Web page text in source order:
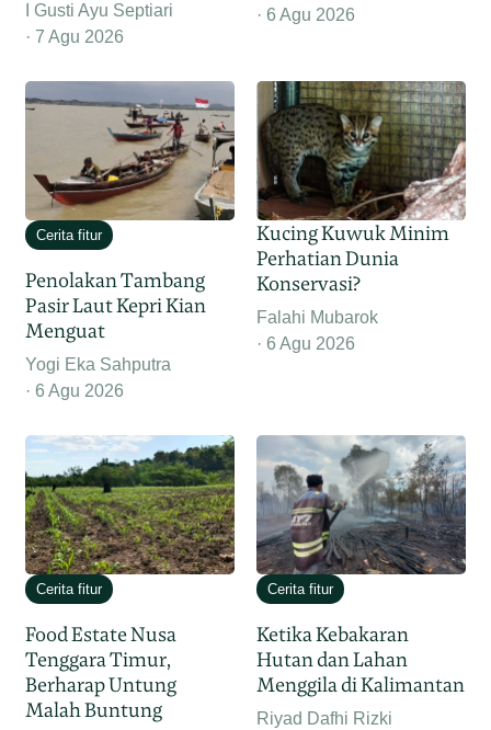
I Gusti Ayu Septiari
7 Agu 2026
6 Agu 2026
Cerita fitur
Penolakan Tambang
Pasir Laut Kepri Kian
Menguat
Yogi Eka Sahputra
6 Agu 2026
Kucing Kuwuk Minim
Perhatian Dunia
Konservasi?
Falahi Mubarok
6 Agu 2026
Cerita fitur
Food Estate Nusa
Tenggara Timur,
Berharap Untung
Malah Buntung
Cerita fitur
Ketika Kebakaran
Hutan dan Lahan
Menggila di Kalimantan
Riyad Dafhi Rizki